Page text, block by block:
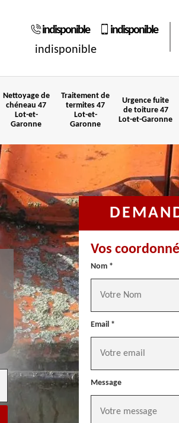
indisponible
indisponible
indisponible
Nettoyage de
chéneau 47
Lot-et-
Garonne
Traitement de
termites 47
Lot-et-
Garonne
Urgence fuite
de toiture 47
Lot-et-Garonne
Vos
Nom *
Email *
Message